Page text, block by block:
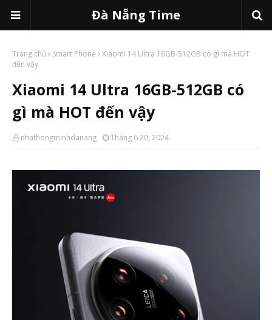
Đà Nẵng Time
Trang chủ Smart Phone
Xiaomi 14 Ultra 16GB-512GB có gì mà HOT
đến vậy
Xiaomi 14 Ultra 16GB-512GB có
gì mà HOT đến vậy
nhathongminhdanang Tháng 6 20, 2024